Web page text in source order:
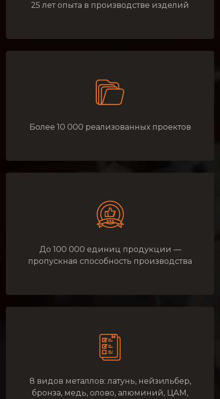
25 лет опыта в производстве изделий
Более 10 000 реализованных проектов
До 100 000 единиц продукции —
пропускная способность производства
8 видов металлов: латунь, нейзильбер,
бронза, медь, олово, алюминий, ЦАМ,